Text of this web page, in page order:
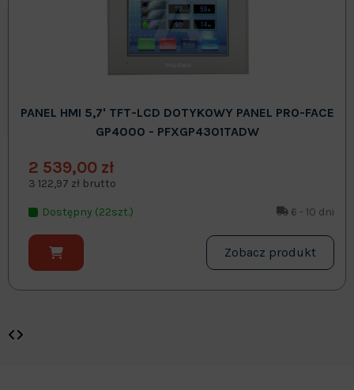
PANEL HMI 5,7' TFT-LCD DOTYKOWY PANEL PRO-FACE
GP4000 - PFXGP4301TADW
2 539,00 zł
3 122,97 zł brutto
Dostępny (22szt.) 6 - 10 dni
Zobacz produkt